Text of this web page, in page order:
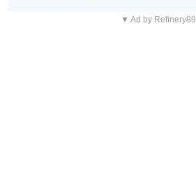
▼ Ad by Refinery89